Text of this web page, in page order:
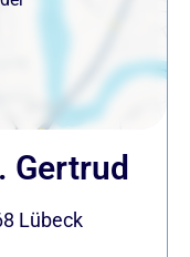
Gertrud
Lübeck